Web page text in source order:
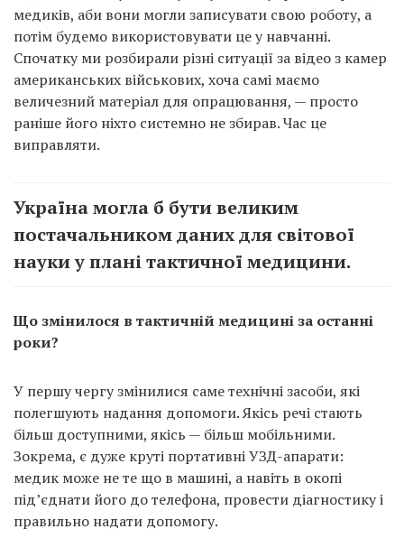
медиків, аби вони могли записувати свою роботу, а
потім будемо використовувати це у навчанні.
Спочатку ми розбирали різні ситуації за відео з камер
американських військових, хоча самі маємо
величезний матеріал для опрацювання, — просто
раніше його ніхто системно не збирав. Час це
виправляти.
Україна могла б бути великим
постачальником даних для світової
науки у плані тактичної медицини.
Що змінилося в тактичній медицині за останні
роки?
У першу чергу змінилися саме технічні засоби, які
полегшують надання допомоги. Якісь речі стають
більш доступними, якісь — більш мобільними.
Зокрема, є дуже круті портативні УЗД-апарати:
медик може не те що в машині, а навіть в окопі
під’єднати його до телефона, провести діагностику і
правильно надати допомогу.